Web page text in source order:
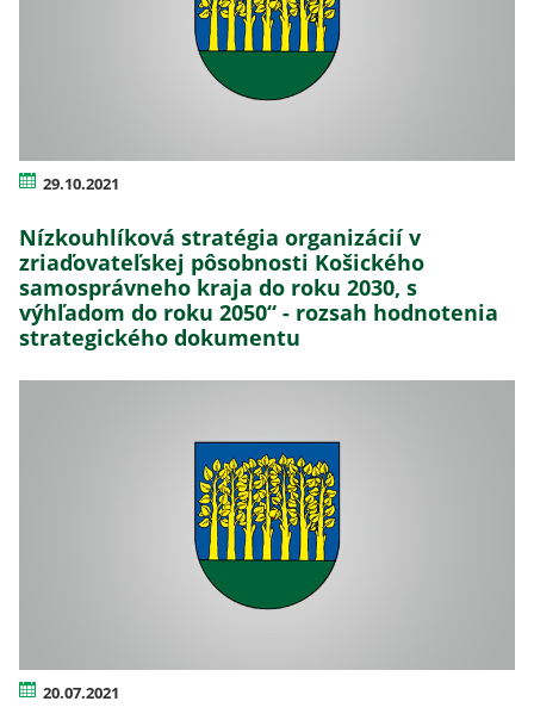
29.10.2021
Nízkouhlíková stratégia organizácií v
zriaďovateľskej pôsobnosti Košického
samosprávneho kraja do roku 2030, s
výhľadom do roku 2050“ - rozsah hodnotenia
strategického dokumentu
20.07.2021